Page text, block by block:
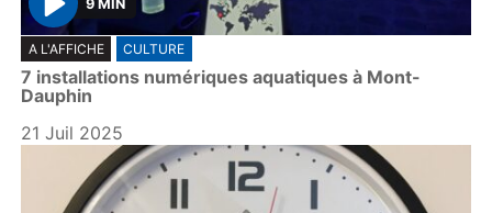
P
l
a
y
9 MIN
A L'AFFICHE CULTURE
7 installations numériques aquatiques à Mont-
Dauphin
21 Juil 2025